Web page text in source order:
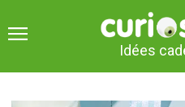
Idées